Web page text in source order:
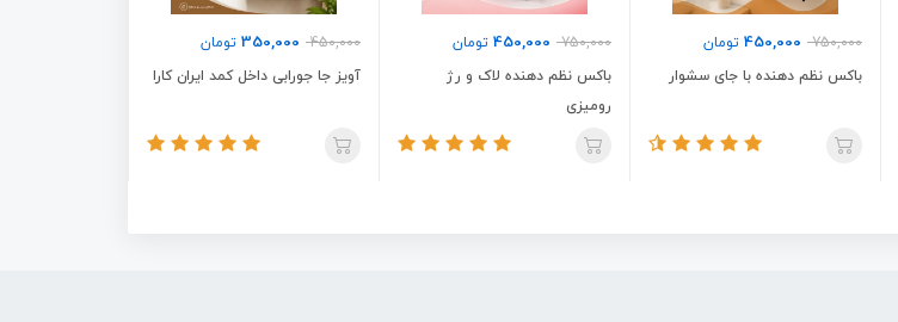
750,000
450,000 تومان
باکس نظم دهنده با جای سشوار
750,000
450,000 تومان
باکس نظم دهنده لاک و رژ
رومیزی
450,000
350,000 تومان
آویز جا جورابی داخل کمد ایران کارا